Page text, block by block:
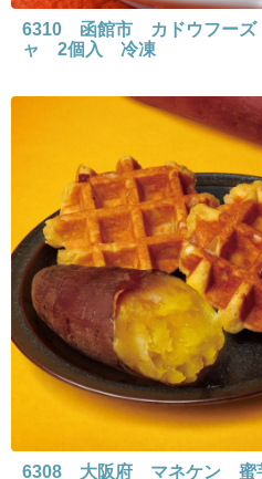
6310 函館市 カドウフー
ャ 2個入 冷凍
6308 大阪府 マネケン 蜜